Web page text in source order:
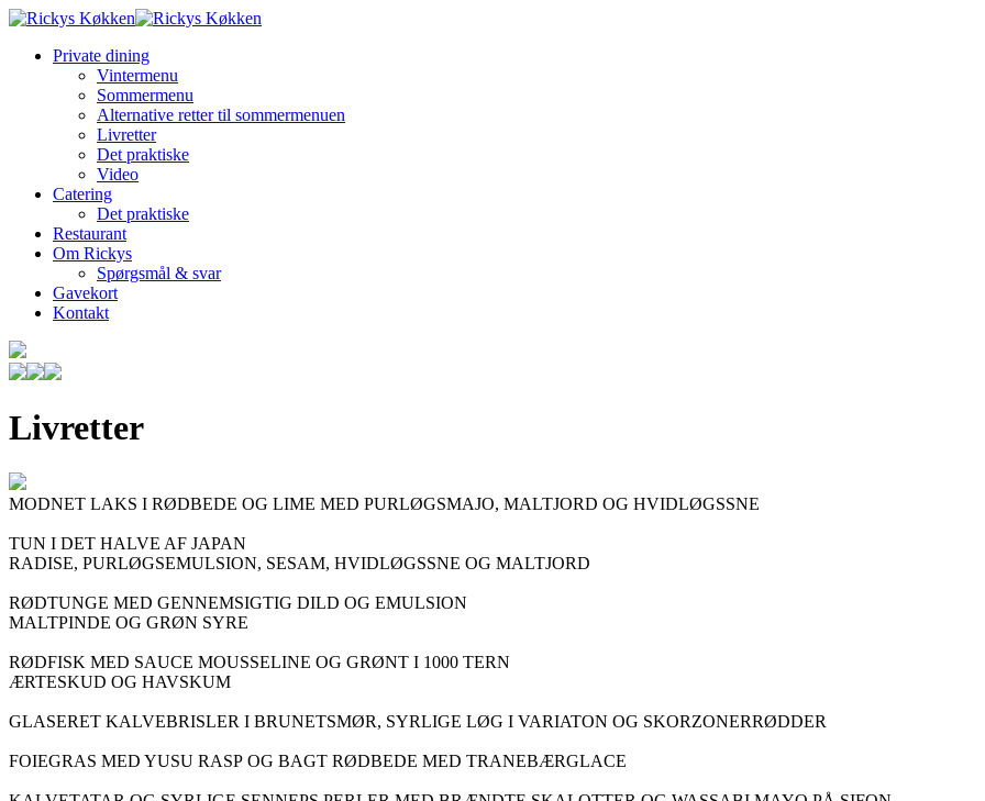
Private dining
Vintermenu
Sommermenu
Alternative retter til sommermenuen
Livretter
Det praktiske
Video
Catering
Det praktiske
Restaurant
Om Rickys
Spørgsmål & svar
Gavekort
Kontakt
Livretter
MODNET LAKS I RØDBEDE OG LIME MED PURLØGSMAJO, MALTJORD OG HVIDLØGSSNE
TUN I DET HALVE AF JAPAN
RADISE, PURLØGSEMULSION, SESAM, HVIDLØGSSNE OG MALTJORD
RØDTUNGE MED GENNEMSIGTIG DILD OG EMULSION
MALTPINDE OG GRØN SYRE
RØDFISK MED SAUCE MOUSSELINE OG GRØNT I 1000 TERN
ÆRTESKUD OG HAVSKUM
GLASERET KALVEBRISLER I BRUNETSMØR, SYRLIGE LØG I VARIATON OG SKORZONERRØDDER
FOIEGRAS MED YUSU RASP OG BAGT RØDBEDE MED TRANEBÆRGLACE